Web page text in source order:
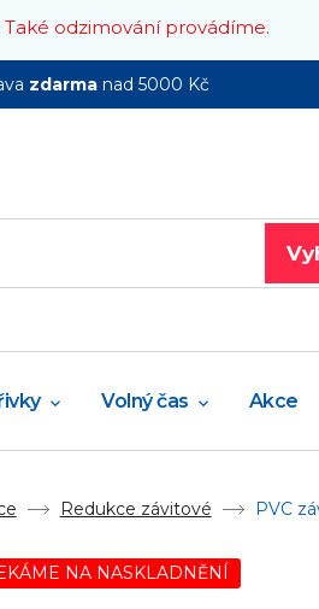
Také odzimování provádíme.
zdarmanad 5000 Kč
Volný čas Akce
Redukce závitové PVC
NA NASKLADNĚNÍ